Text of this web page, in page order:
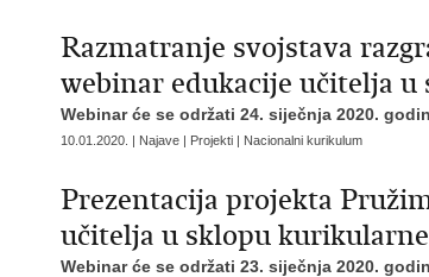
Razmatranje svojstava
webinar edukacije učitelja
Webinar će se održati 24. siječnja 2020.
10.01.2020. | Najave | Projekti | Nacionalni kurikulum
Prezentacija projekta
učitelja u sklopu
Webinar će se održati 23. siječnja 2020.